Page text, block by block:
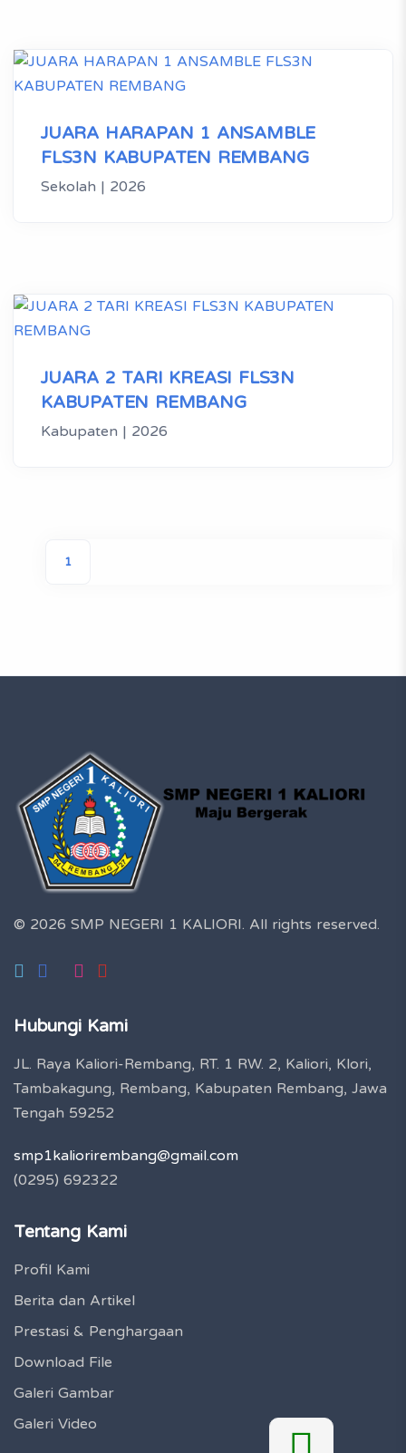
JUARA HARAPAN 1 ANSAMBLE
FLS3N KABUPATEN REMBANG
Sekolah | 2026
JUARA 2 TARI KREASI FLS3N
KABUPATEN REMBANG
Kabupaten | 2026
1
© 2026 SMP NEGERI 1 KALIORI. All rights reserved.
Hubungi Kami
JL. Raya Kaliori-Rembang, RT. 1 RW. 2, Kaliori, Klori,
Tambakagung, Rembang, Kabupaten Rembang, Jawa
Tengah 59252
smp1kaliorirembang@gmail.com
(0295) 692322
Tentang Kami
Profil Kami
Berita dan Artikel
Prestasi & Penghargaan
Download File
Galeri Gambar
Galeri Video